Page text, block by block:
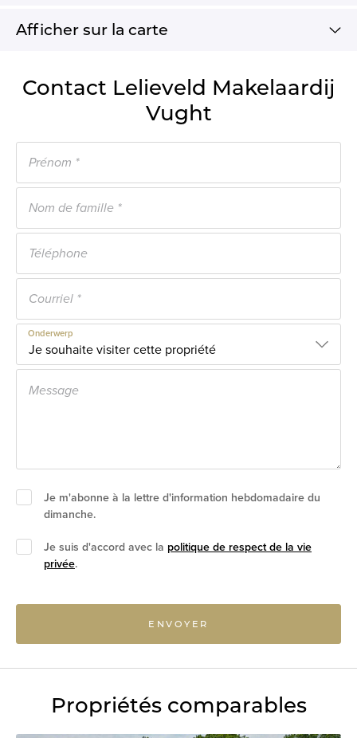
Afficher sur la carte
Contact Lelieveld Makelaardij
Vught
Onderwerp
Je m'abonne à la lettre d'information hebdomadaire du
dimanche.
Je suis d'accord avec la politique de respect de la vie
privée.
ENVOYER
Propriétés comparables